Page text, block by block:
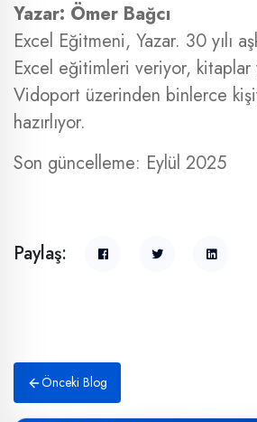
Yazar: Ömer Bağcı
Excel Eğitmeni, Yazar. 30 yılı
Excel eğitimleri veriyor, kitaplar
Vidoport üzerinden binlerce
hazırlıyor.
Son güncelleme: Eylül 2025
Paylaş:
Önceki Blog